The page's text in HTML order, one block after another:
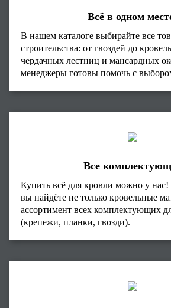
Всё в одном
В нашем каталоге выбирайте все
строительства: от гвоздей до
чердачных лестниц и мансардных
менеджеры готовы помочь с
Все
Купить всё для кровли можно у
вы найдёте не только кровельные
ассортимент всех комплектующих
(крепежи, планки, гвозди).